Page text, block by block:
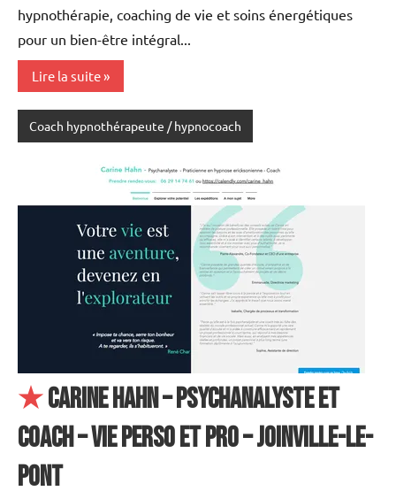
hypnothérapie, coaching de vie et soins énergétiques
pour un bien-être intégral...
Lire la suite
Coach hypnothérapeute / hypnocoach
★Carine Hahn – Psychanalyste et
Coach – Vie perso et pro – Joinville-le-
Pont